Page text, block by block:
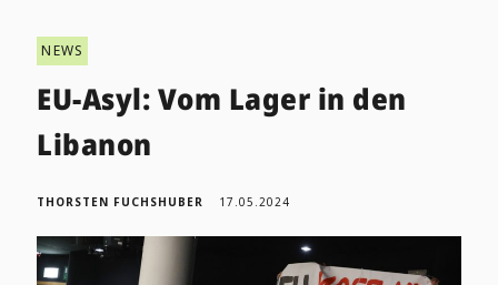
NEWS
EU-Asyl: Vom Lager in den
Libanon
THORSTEN FUCHSHUBER 17.05.2024